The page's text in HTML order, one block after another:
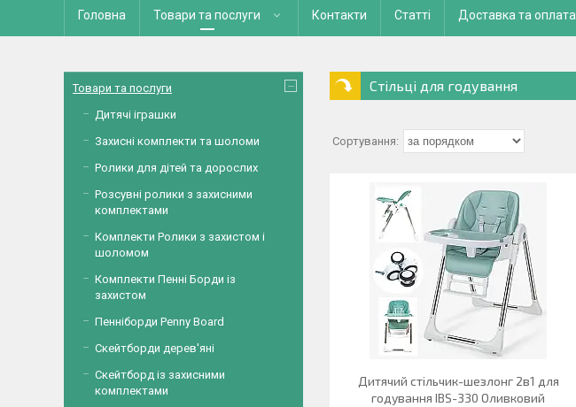
Головна Товари та послуги Контакти Статті Доставка та оплата
Стільці для годування
Дитячий стільчик-шезлонг 2в1 для
годування IBS-330 Оливковий
Товари та послуги
Дитячі іграшки
Захисні комплекти та шоломи
Ролики для дітей та дорослих
Розсувні ролики з захисними
комплектами
Комплекти Ролики з захистом і
шоломом
Комплекти Пенні Борди із
захистом
Пенніборди Penny Board
Скейтборди дерев'яні
Скейтборд із захисними
комплектами